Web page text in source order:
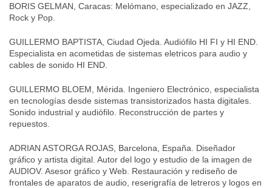
BORIS GELMAN, Caracas: Melómano, especializado en JAZZ,
Rock y Pop.
GUILLERMO BAPTISTA, Ciudad Ojeda. Audiófilo HI FI y HI END.
Especialista en acometidas de sistemas eletricos para audio y
cables de sonido HI END.
GUILLERMO BLOEM, Mérida. Ingeniero Electrónico, especialista
en tecnologías desde sistemas transistorizados hasta digitales.
Sonido industrial y audiófilo. Reconstrucción de partes y
repuestos.
ADRIAN ASTORGA ROJAS, Barcelona, España. Diseñador
gráfico y artista digital. Autor del logo y estudio de la imagen de
AUDIOV. Asesor gráfico y Web. Restauración y rediseño de
frontales de aparatos de audio, reserigrafía de letreros y logos en